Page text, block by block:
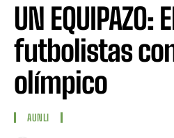
UN EQUIPAZO:
futbolistas
olímpico
AUNLI